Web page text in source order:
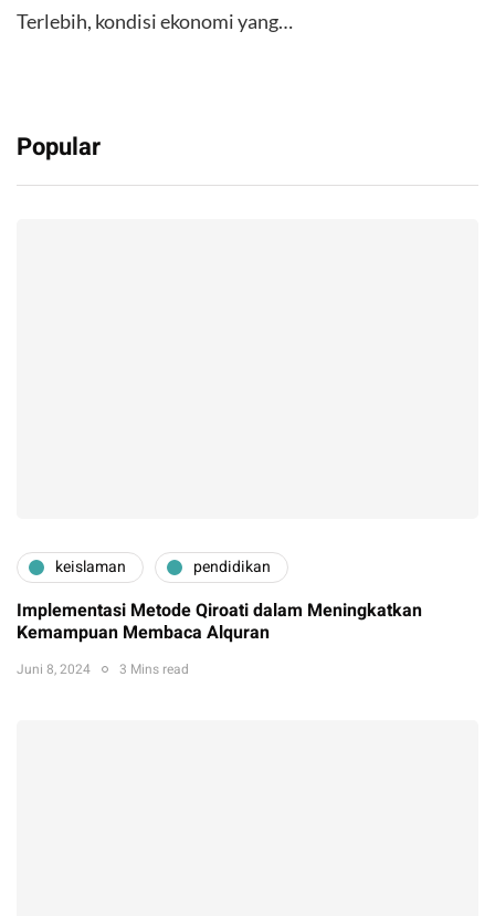
Terlebih, kondisi ekonomi yang…
Popular
keislaman pendidikan
Implementasi Metode Qiroati dalam Meningkatkan
Kemampuan Membaca Alquran
Juni 8, 2024 3 Mins read